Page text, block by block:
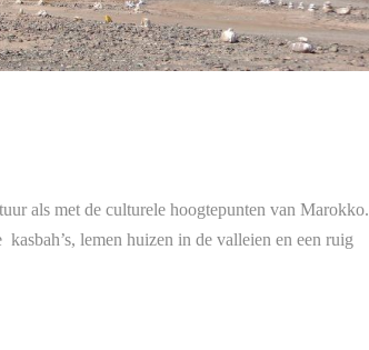
als met de culturele hoogtepunten van Marokko.
lemen huizen in de valleien en een ruig